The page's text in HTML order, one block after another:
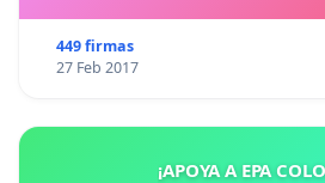
449 firmas
27 Feb 2017
¡APOYA A EPA